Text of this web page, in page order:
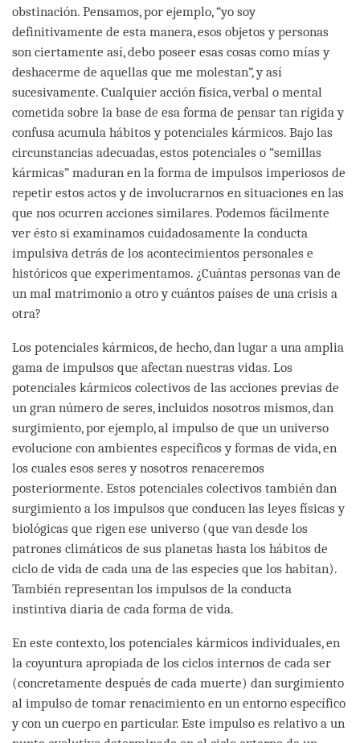
obstinación. Pensamos, por ejemplo, “yo soy
definitivamente de esta manera, esos objetos y personas
son ciertamente así, debo poseer esas cosas como mías y
deshacerme de aquellas que me molestan”, y así
sucesivamente. Cualquier acción física, verbal o mental
cometida sobre la base de esa forma de pensar tan rígida y
confusa acumula hábitos y potenciales kármicos. Bajo las
circunstancias adecuadas, estos potenciales o “semillas
kármicas” maduran en la forma de impulsos imperiosos de
repetir estos actos y de involucrarnos en situaciones en las
que nos ocurren acciones similares. Podemos fácilmente
ver ésto si examinamos cuidadosamente la conducta
impulsiva detrás de los acontecimientos personales e
históricos que experimentamos. ¿Cuántas personas van de
un mal matrimonio a otro y cuántos países de una crisis a
otra?
Los potenciales kármicos, de hecho, dan lugar a una amplia
gama de impulsos que afectan nuestras vidas. Los
potenciales kármicos colectivos de las acciones previas de
un gran número de seres, incluidos nosotros mismos, dan
surgimiento, por ejemplo, al impulso de que un universo
evolucione con ambientes específicos y formas de vida, en
los cuales esos seres y nosotros renaceremos
posteriormente. Estos potenciales colectivos también dan
surgimiento a los impulsos que conducen las leyes físicas y
biológicas que rigen ese universo (que van desde los
patrones climáticos de sus planetas hasta los hábitos de
ciclo de vida de cada una de las especies que los habitan).
También representan los impulsos de la conducta
instintiva diaria de cada forma de vida.
En este contexto, los potenciales kármicos individuales, en
la coyuntura apropiada de los ciclos internos de cada ser
(concretamente después de cada muerte) dan surgimiento
al impulso de tomar renacimiento en un entorno específico
y con un cuerpo en particular. Este impulso es relativo a un